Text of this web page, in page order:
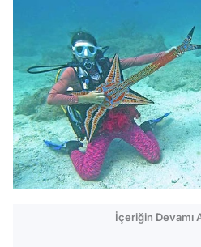
İçeriğin Devamı